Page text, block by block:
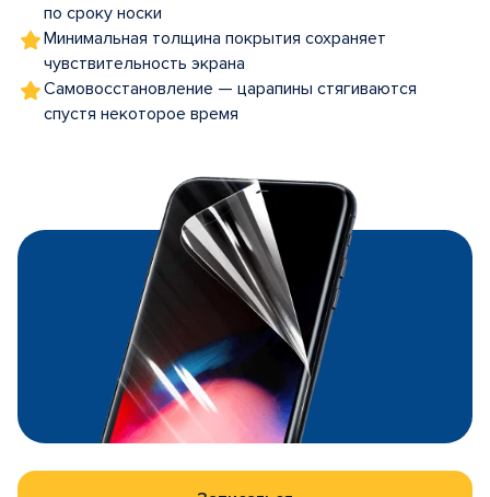
по сроку носки
Минимальная толщина покрытия сохраняет
чувствительность экрана
Самовосстановление — царапины стягиваются
спустя некоторое время